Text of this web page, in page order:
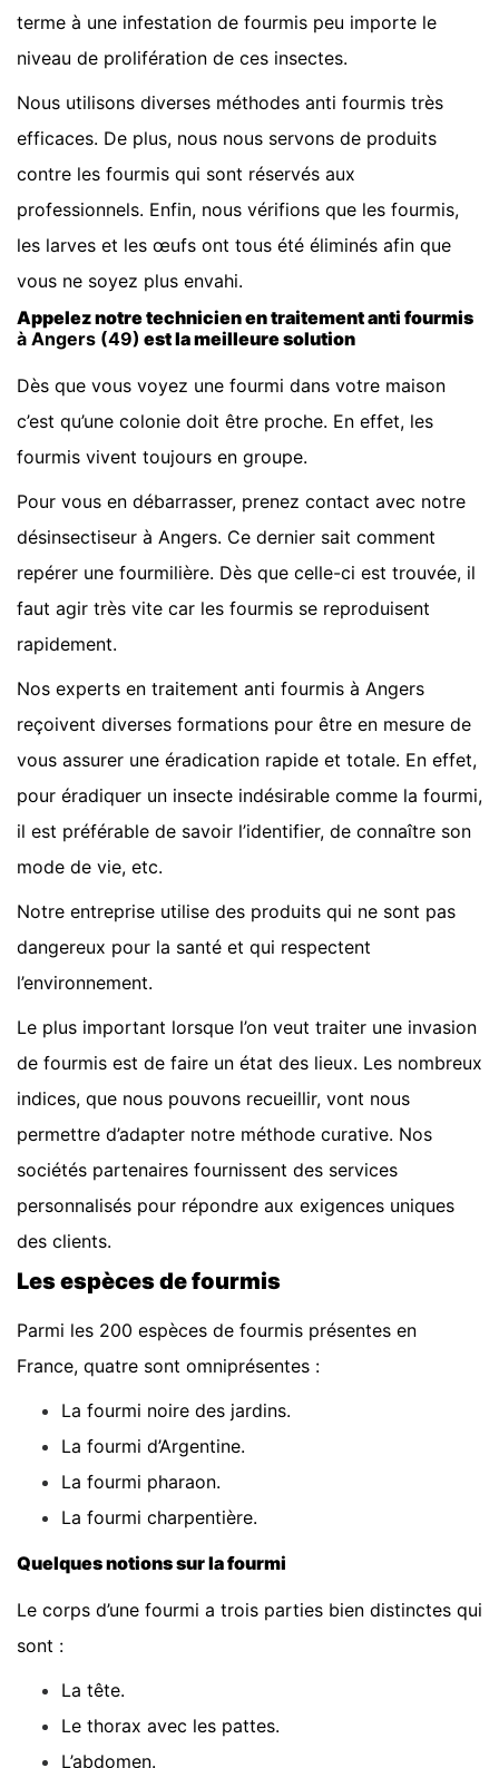
terme à une infestation de fourmis peu importe le
niveau de prolifération de ces insectes.
Nous utilisons diverses méthodes anti fourmis très
efficaces. De plus, nous nous servons de produits
contre les fourmis qui sont réservés aux
professionnels. Enfin, nous vérifions que les fourmis,
les larves et les œufs ont tous été éliminés afin que
vous ne soyez plus envahi.
Appelez notre technicien en traitement anti fourmis
à Angers (49) est la meilleure solution
Dès que vous voyez une fourmi dans votre maison
c’est qu’une colonie doit être proche. En effet, les
fourmis vivent toujours en groupe.
Pour vous en débarrasser, prenez contact avec notre
désinsectiseur à Angers. Ce dernier sait comment
repérer une fourmilière. Dès que celle-ci est trouvée, il
faut agir très vite car les fourmis se reproduisent
rapidement.
Nos experts en traitement anti fourmis à Angers
reçoivent diverses formations pour être en mesure de
vous assurer une éradication rapide et totale. En effet,
pour éradiquer un insecte indésirable comme la fourmi,
il est préférable de savoir l’identifier, de connaître son
mode de vie, etc.
Notre entreprise utilise des produits qui ne sont pas
dangereux pour la santé et qui respectent
l’environnement.
Le plus important lorsque l’on veut traiter une invasion
de fourmis est de faire un état des lieux. Les nombreux
indices, que nous pouvons recueillir, vont nous
permettre d’adapter notre méthode curative. Nos
sociétés partenaires fournissent des services
personnalisés pour répondre aux exigences uniques
des clients.
Les espèces de fourmis
Parmi les 200 espèces de fourmis présentes en
France, quatre sont omniprésentes :
La fourmi noire des jardins.
La fourmi d’Argentine.
La fourmi pharaon.
La fourmi charpentière.
Quelques notions sur la fourmi
Le corps d’une fourmi a trois parties bien distinctes qui
sont :
La tête.
Le thorax avec les pattes.
L’abdomen.